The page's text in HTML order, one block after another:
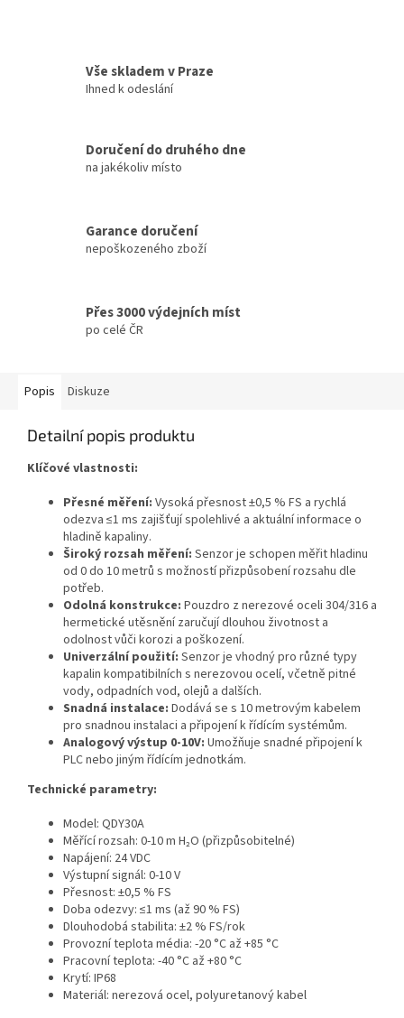
Vše skladem v Praze
Ihned k odeslání
Doručení do druhého dne
na jakékoliv místo
Garance doručení
nepoškozeného zboží
Přes 3000 výdejních míst
po celé ČR
Popis Diskuze
Detailní popis produktu
Klíčové vlastnosti:
Přesné měření: Vysoká přesnost ±0,5 % FS a rychlá
odezva ≤1 ms zajišťují spolehlivé a aktuální informace o
hladině kapaliny.
Široký rozsah měření: Senzor je schopen měřit hladinu
od 0 do 10 metrů s možností přizpůsobení rozsahu dle
potřeb.
Odolná konstrukce: Pouzdro z nerezové oceli 304/316 a
hermetické utěsnění zaručují dlouhou životnost a
odolnost vůči korozi a poškození.
Univerzální použití: Senzor je vhodný pro různé typy
kapalin kompatibilních s nerezovou ocelí, včetně pitné
vody, odpadních vod, olejů a dalších.
Snadná instalace: Dodává se s 10 metrovým kabelem
pro snadnou instalaci a připojení k řídícím systémům.
Analogový výstup 0-10V: Umožňuje snadné připojení k
PLC nebo jiným řídícím jednotkám.
Technické parametry:
Model: QDY30A
Měřící rozsah: 0-10 m H₂O (přizpůsobitelné)
Napájení: 24 VDC
Výstupní signál: 0-10 V
Přesnost: ±0,5 % FS
Doba odezvy: ≤1 ms (až 90 % FS)
Dlouhodobá stabilita: ±2 % FS/rok
Provozní teplota média: -20 °C až +85 °C
Pracovní teplota: -40 °C až +80 °C
Krytí: IP68
Materiál: nerezová ocel, polyuretanový kabel